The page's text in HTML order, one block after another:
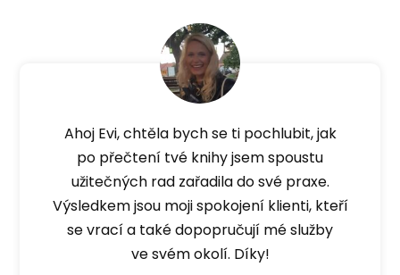
Ahoj Evi, chtěla bych se ti pochlubit, jak
po přečtení tvé knihy jsem spoustu
užitečných rad zařadila do své praxe.
Výsledkem jsou moji spokojení klienti, kteří
se vrací a také dopopručují mé služby
ve svém okolí. Díky!